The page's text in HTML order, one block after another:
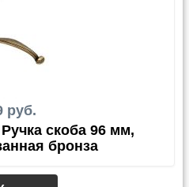
руб.
скоба 96 мм,
бронза